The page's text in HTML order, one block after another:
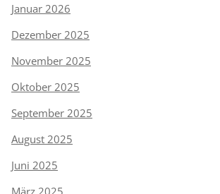
Januar 2026
Dezember 2025
November 2025
Oktober 2025
September 2025
August 2025
Juni 2025
März 2025